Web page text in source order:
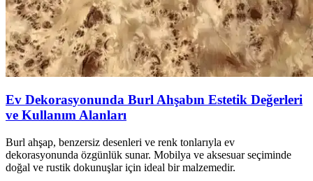
Ev Dekorasyonunda Burl Ahşabın Estetik Değerleri
ve Kullanım Alanları
Burl ahşap, benzersiz desenleri ve renk tonlarıyla ev
dekorasyonunda özgünlük sunar. Mobilya ve aksesuar seçiminde
doğal ve rustik dokunuşlar için ideal bir malzemedir.